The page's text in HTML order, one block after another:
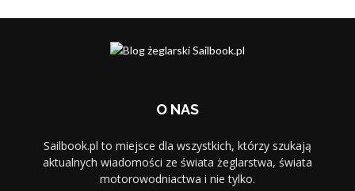
O NAS
Sailbook.pl to miejsce dla wszystkich, którzy szukają
aktualnych wiadomości ze świata żeglarstwa, świata
motorowodniactwa i nie tylko.